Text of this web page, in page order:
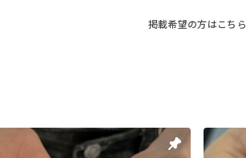
掲載希望の方はこちら